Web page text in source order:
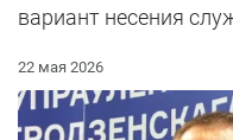
вариант несения
22 мая 2026